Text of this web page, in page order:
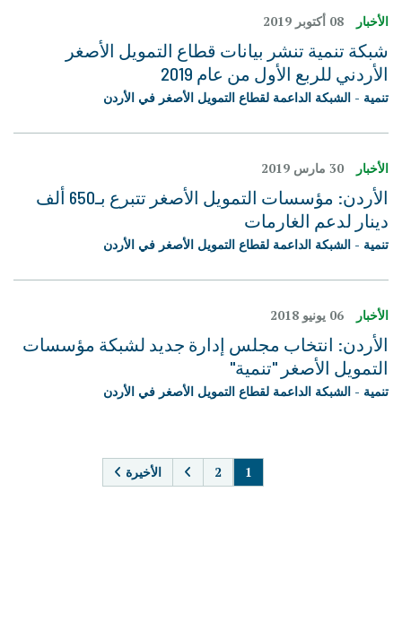
الأخبار 08 أكتوبر 2019
شبكة تنمية تنشر بيانات قطاع التمويل الأصغر
الأردني للربع الأول من عام 2019
تنمية - الشبكة الداعمة لقطاع التمويل الأصغر في الأردن
الأخبار 30 مارس 2019
الأردن: مؤسسات التمويل الأصغر تتبرع بـ650 ألف
دينار لدعم الغارمات
تنمية - الشبكة الداعمة لقطاع التمويل الأصغر في الأردن
الأخبار 06 يونيو 2018
الأردن: انتخاب مجلس إدارة جديد لشبكة مؤسسات
التمويل الأصغر "تنمية"
تنمية - الشبكة الداعمة لقطاع التمويل الأصغر في الأردن
الأخيرة